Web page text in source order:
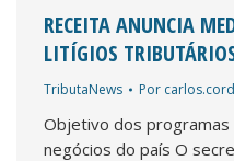
RECEITA ANUNCIA
LITÍGIOS
TributaNews Por
Objetivo dos
negócios do país O